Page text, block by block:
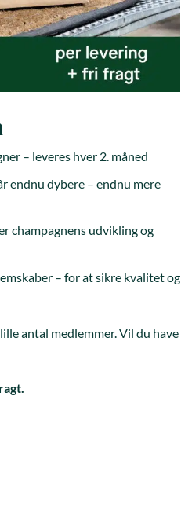
– leveres hver 2. måned
endnu dybere – endnu mere
champagnens udvikling og
– for at sikre kvalitet og
antal medlemmer. Vil du have